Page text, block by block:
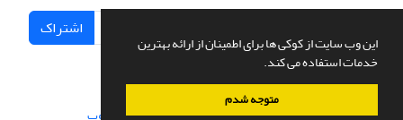
این وب سایت از کوکی ها برای اطمینان از ارائه بهترین
خدمات استفاده می کند.
متوجه شدم
اشتراک
سامانه مدیریت نشریات علمی.طراحی و پیاده سازی از سیناوب